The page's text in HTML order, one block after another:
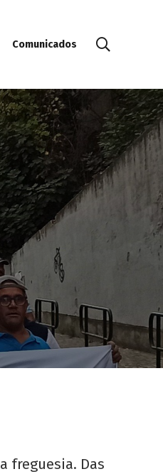
Comunicados
freguesia. Das